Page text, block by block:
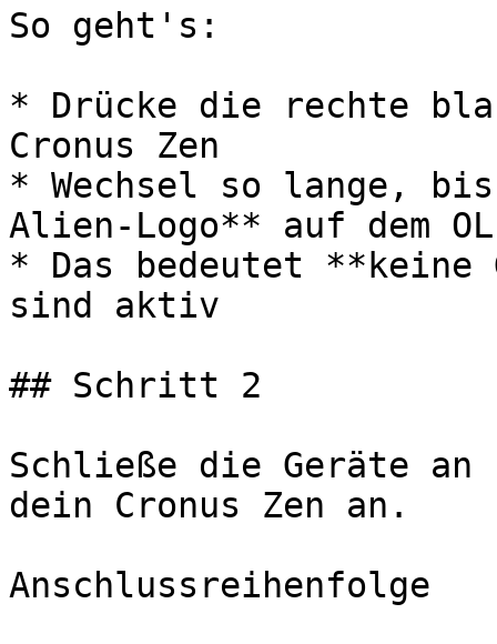
So geht's:
* Drücke die rechte
Cronus Zen
* Wechsel so lange,
Alien-Logo** auf dem
* Das bedeutet **keine
sind aktiv
## Schritt 2﻿
Schließe die Geräte an
dein Cronus Zen an.
Anschlussreihenfolge